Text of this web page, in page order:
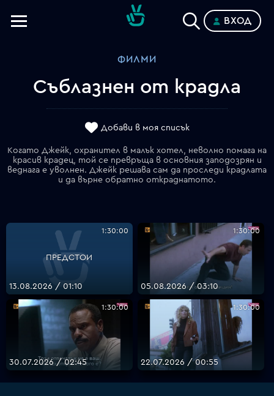
VOYO
ВХОД
ФИЛМИ
Съблазнен от крадла
Добави в моя списък
Когато Джейк, охранител в малък хотел, неволно помага на
красив крадец, той се превръща в основния заподозрян и
веднага е уволнен. Джейк решава сам да проследи крадлата
и да върне обратно откраднатото.
ПРЕДСТОИ
1:30:00
13.08.2026 / 01:10
1:30:00
05.08.2026 / 03:10
1:30:00
30.07.2026 / 02:45
1:30:00
22.07.2026 / 00:55